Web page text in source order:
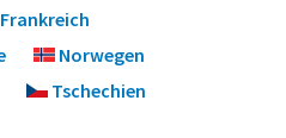
Norwegen
Tschechien